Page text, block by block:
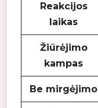
Reakcijos
laikas
Žiūrėjimo
kampas
Be mirgėjimo